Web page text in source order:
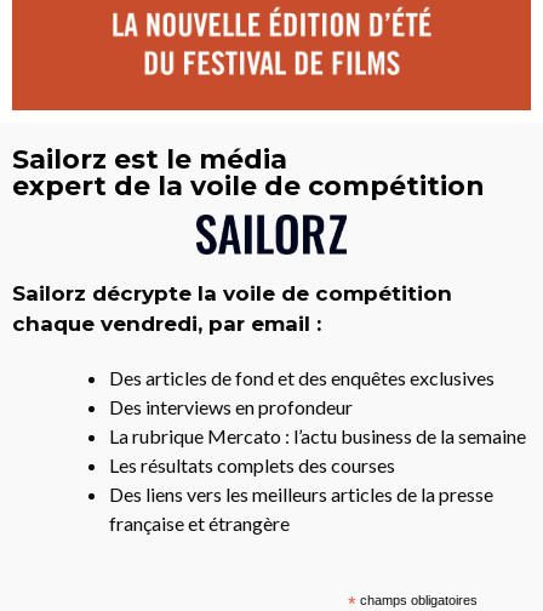
Sailorz est le média
expert de la voile de compétition
Sailorz décrypte la voile de compétition
chaque vendredi, par email :
Des articles de fond et des enquêtes exclusives
Des interviews en profondeur
La rubrique Mercato : l’actu business de la semaine
Les résultats complets des courses
Des liens vers les meilleurs articles de la presse
française et étrangère
*champs obligatoires